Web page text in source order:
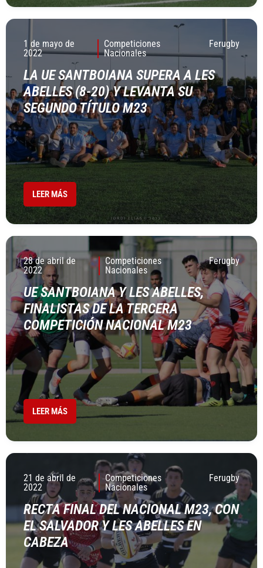
1 de mayo de
2022
Competiciones
Nacionales
Ferugby
LA UE SANTBOIANA SUPERA A LES
ABELLES (8-20) Y LEVANTA SU
SEGUNDO TÍTULO M23
LEER MÁS
28 de abril de
2022
Competiciones
Nacionales
Ferugby
UE SANTBOIANA Y LES ABELLES,
FINALISTAS DE LA TERCERA
COMPETICIÓN NACIONAL M23
LEER MÁS
21 de abril de
2022
Competiciones
Nacionales
Ferugby
RECTA FINAL DEL NACIONAL M23, CON
EL SALVADOR Y LES ABELLES EN
CABEZA